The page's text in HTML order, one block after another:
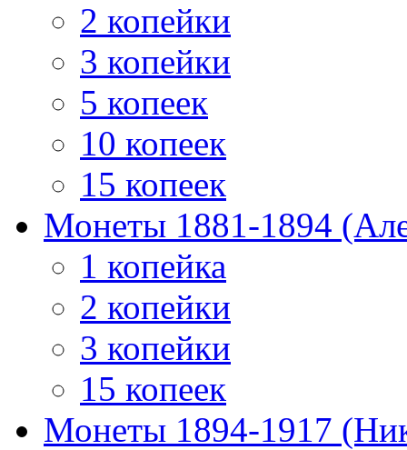
2 копейки
3 копейки
5 копеек
10 копеек
15 копеек
Монеты 1881-1894
1 копейка
2 копейки
3 копейки
15 копеек
Монеты 1894-1917